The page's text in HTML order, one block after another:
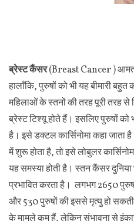
ब्रेस्ट कैंसर(Breast Cancer )
हालाँकि, पुरुषों को भी यह बीमारी
महिलाओं के स्‍तनों की तरह पूरी तरह
ब्रेस्ट टिश्यू होते हैं। इसलिए पुरुषों को
है। इसे डक्टल कार्सिनोमा कहा
में शुरू होता है, तो इसे लोबुलर
यह समस्या होती है। स्तन कैंसर
प्रभावित करता है। लगभग 2650
और 530 पुरुषों की इससे मृत्यु हो